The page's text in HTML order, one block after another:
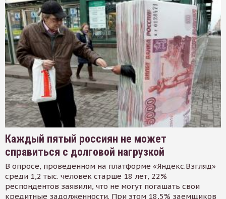
Каждый пятый россиян не может
справиться с долговой нагрузкой
В опросе, проведенном на платформе «Яндекс.Взгляд»
среди 1,2 тыс. человек старше 18 лет, 22%
респондентов заявили, что не могут погашать свои
кредитные задолженности. При этом 18,5% заемщиков